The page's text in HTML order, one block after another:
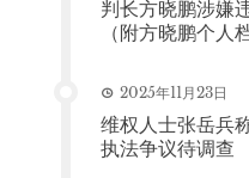
判长方晓鹏涉嫌
（附方晓鹏个人
2025年11月23日
维权人士张岳兵
执法争议待调查